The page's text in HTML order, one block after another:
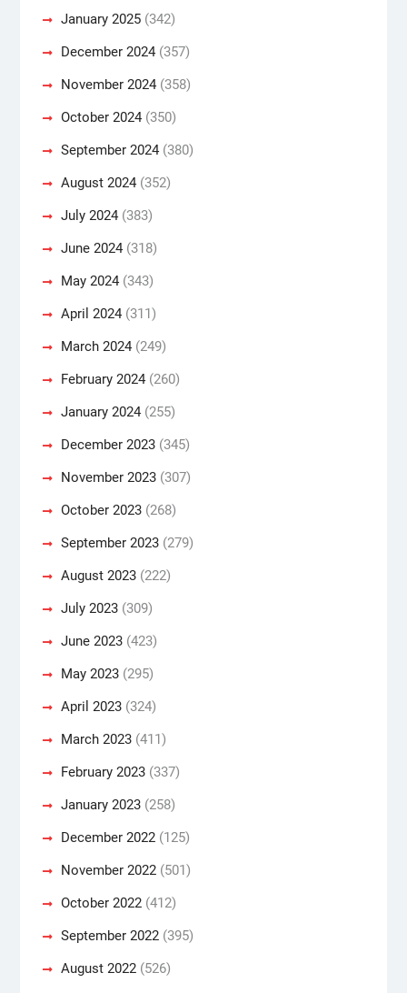
January 2025(342)
December 2024(357)
November 2024(358)
October 2024(350)
September 2024(380)
August 2024(352)
July 2024(383)
June 2024(318)
May 2024(343)
April 2024(311)
March 2024(249)
February 2024(260)
January 2024(255)
December 2023(345)
November 2023(307)
October 2023(268)
September 2023(279)
August 2023(222)
July 2023(309)
June 2023(423)
May 2023(295)
April 2023(324)
March 2023(411)
February 2023(337)
January 2023(258)
December 2022(125)
November 2022(501)
October 2022(412)
September 2022(395)
August 2022(526)